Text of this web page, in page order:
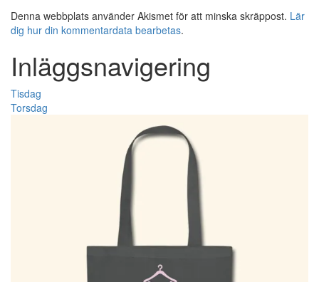
Denna webbplats använder Akismet för att minska skräppost. Lär
dig hur din kommentardata bearbetas.
Inläggsnavigering
Tisdag
Torsdag